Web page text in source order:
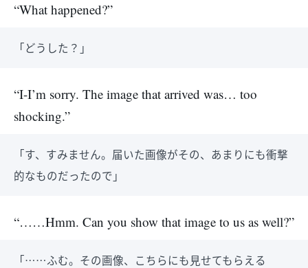
“What happened?”
「どうした？」
“I-I’m sorry. The image that arrived was… too
shocking.”
「す、すみません。届いた画像がその、あまりにも衝撃
的なものだったので」
“……Hmm. Can you show that image to us as well?”
「……ふむ。その画像、こちらにも見せてもらえる